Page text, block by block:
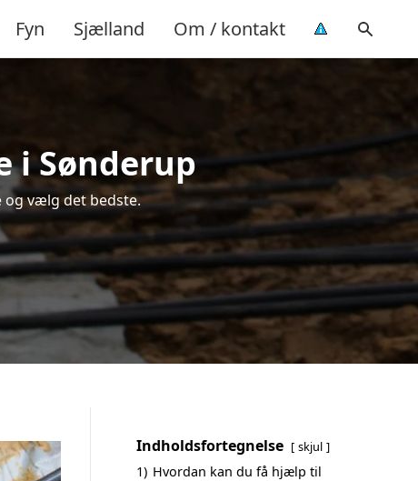
Fyn Sjælland Om / kontakt
i Sønderup
og vælg det bedste.
Indholdsfortegnelse skjul
1) Hvordan kan du få hjælp til